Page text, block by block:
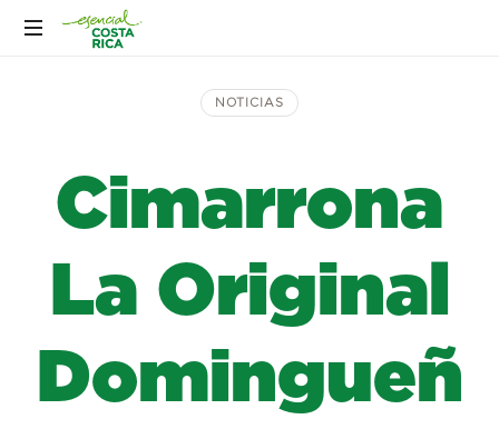
NOTICIAS
Cimarrona
La Original
Domingueñ